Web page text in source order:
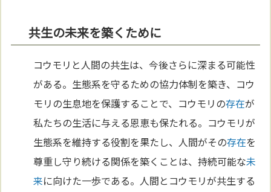
共生の未来を築くために
コウモリと人間の共生は、今後さらに深まる可能性
がある。生態系を守るための協力体制を築き、コウ
モリの生息地を保護することで、コウモリの存在が
私たちの生活に与える恩恵も保たれる。コウモリが
生態系を維持する役割を果たし、人間がその存在を
尊重し守り続ける関係を築くことは、持続可能な未
来に向けた一歩である。人間とコウモリが共生する